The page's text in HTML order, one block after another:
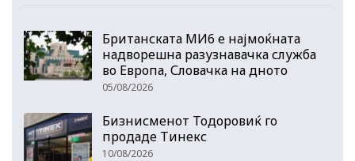
Британската МИ6 е најмоќната
надворешна разузнавачка служба
во Европа, Словачка на дното
05/08/2026
Бизнисменот Тодоровиќ го
продаде Тинекс
10/08/2026